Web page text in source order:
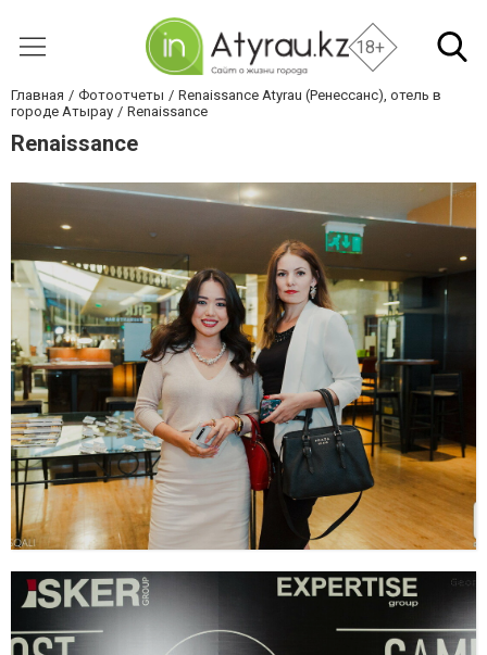
18+
Главная Фотоотчеты
Renaissance Atyrau (Ренессанс), отель в
городе Атырау
Renaissance
Renaissance